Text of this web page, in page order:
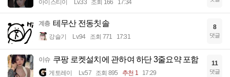
아이스티이 Lv.33 조회 166 17:34
계층 테무산 전동칫솔
강슬기 Lv.94 조회 771 17:31
8
댓글
이슈 쿠팡 로켓설치에 관하여 하단 3줄요약 포함
게토레이 Lv.57 조회 895 추천 1 17:29
11
댓글